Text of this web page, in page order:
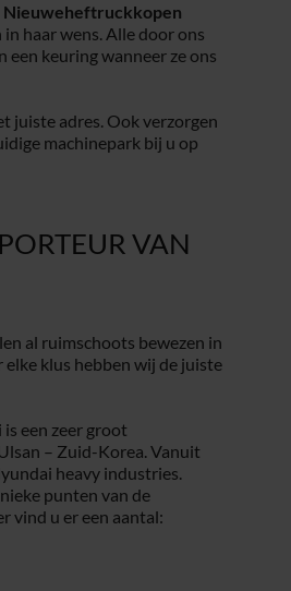
Nieuweheftruckkopen
haar wens. Alle door ons
een keuring wanneer ze ons
juiste adres. Ook verzorgen
machinepark bij u op
VAN
al ruimschoots bewezen in
klus hebben wij de juiste
een zeer groot
– Zuid-Korea. Vanuit
heavy industries.
punten van de
vind u er een aantal: